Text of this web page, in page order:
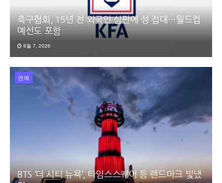
축구협회, 15년 전 외국인 심판에 성 접대…월드컵
예선도 포함
8월 7, 2026
연예
BTS ‘더 시티 뉴욕’, 타임스스퀘어 등 랜드마크 빛냈